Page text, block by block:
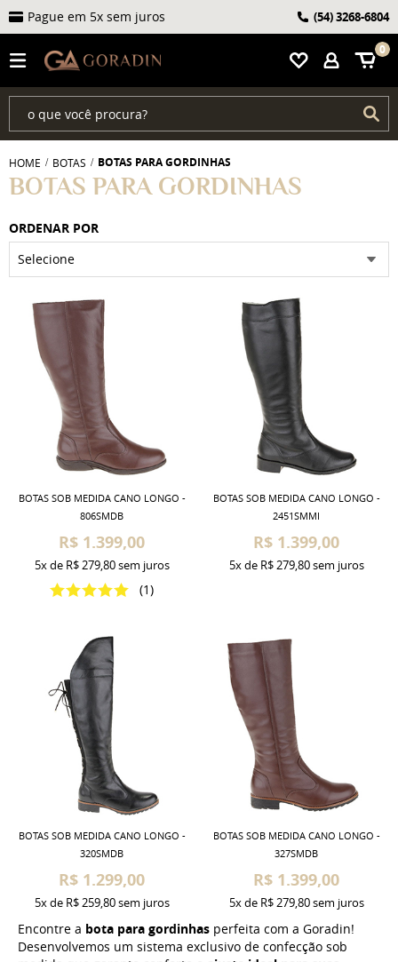
0
Pague em 5x sem juros (54)3268-6804
HOME BOTAS BOTAS PARA GORDINHAS
BOTAS PARA GORDINHAS
ORDENAR POR
Selecione
BOTAS SOB MEDIDA CANO LONGO -
806SMDB
R$ 1.399,00
(1)
5xde R$ 279,80sem juros
BOTAS SOB MEDIDA CANO LONGO -
2451SMMI
R$ 1.399,00
5xde R$ 279,80sem juros
BOTAS SOB MEDIDA CANO LONGO -
320SMDB
R$ 1.299,00
5xde R$ 259,80sem juros
BOTAS SOB MEDIDA CANO LONGO -
327SMDB
R$ 1.399,00
5xde R$ 279,80sem juros
Encontre a bota para gordinhas perfeita com a Goradin!
Desenvolvemos um sistema exclusivo de confecção sob